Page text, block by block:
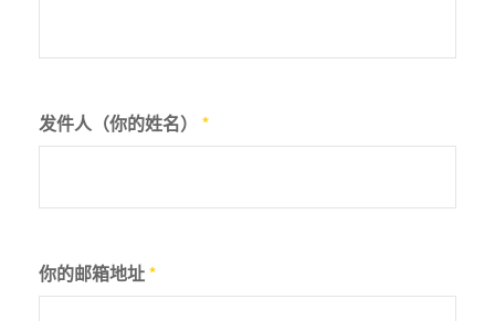
发件人（你的姓名） *
你的邮箱地址*